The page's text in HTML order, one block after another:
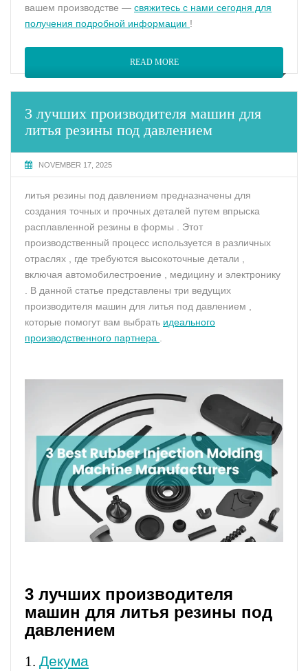
вашем производстве — свяжитесь с нами сегодня для
получения подробной информации !
READ MORE
3 лучших производителя машин для
литья резины под давлением
NOVEMBER 17, 2025
литья резины под давлением предназначены для
создания точных и прочных деталей путем впрыска
расплавленной резины в формы . Этот
производственный процесс используется в различных
отраслях , где требуются высокоточные детали ,
включая автомобилестроение , медицину и электронику
. В данной статье представлены три ведущих
производителя машин для литья под давлением ,
которые помогут вам выбрать идеального
производственного партнера .
3 лучших производителя
машин для литья резины под
давлением
1. Декума